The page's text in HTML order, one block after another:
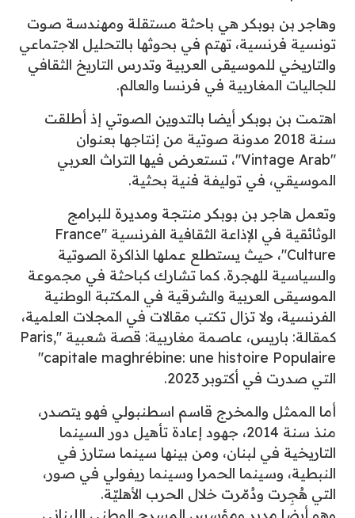
وهاجر بن بوبكر هي باحثة مستقلة ومهندسة صوت
تونسية فرنسية، تهتم في بحوثها بالتحليل الاجتماعي
والتاريخي للموسيقى العربية وتدرس التاريخ الثقافي
للجاليات المغاربية في فرنسا والعالم.
اهتمت بن بوبكر أيضا بالتدوين الصوتي إذ أطلقت
سنة 2018 مدونة صوتية من إنتاجها بعنوان
"Vintage Arab"، تستعرض فيها التراث العربي
الموسيقي، في توليفة فنية بحثية.
وتعمل هاجر بن بوبكر منتجة ومديرة للبرامج
الوثائقية في الإذاعة الثقافية الفرنسية "France
Culture"، حيث يستطلع عملها الذاكرة الصوتية
والسياسية للهجرة. كما تشارك كباحثة في مجموعة
الموسيقى العربية والشرقية في المكتبة الوطنية
الفرنسية، ولا تزال تكتب مقالات في المجلات العلمية،
كمقالة: باريس، عاصمة مغاربية: قصة شعبية "Paris,
capitale maghrébine: une histoire Populaire"
التي صدرت في أكتوبر 2023.
أما الممثل والمخرج قاسم اسطنبولي فهو يتصدر،
منذ سنة 2014، جهود إعادة تأهيل دور السينما
التاريخية في لبنان، ومن بينها سينما ستارز في
النبطية، وسينما الحمرا وسينما ريفولي في صور،
التي هُجِرت ودُمّرت خلال الحرب الأهليّة.
وهو أيضا مدير ومؤسس المسرح الوطني اللبناني